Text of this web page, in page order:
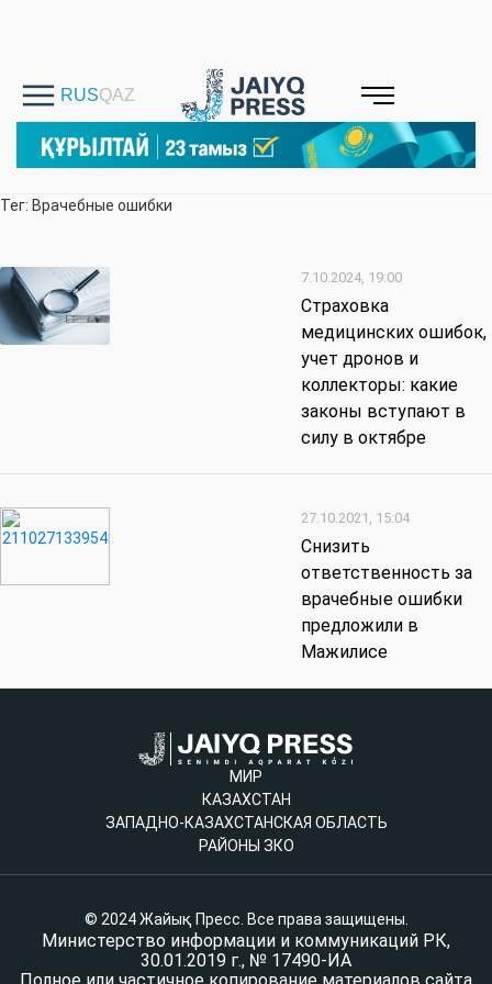
Тег: Врачебные ошибки
7.10.2024, 19:00
Страховка
медицинских ошибок,
учет дронов и
коллекторы: какие
законы вступают в
силу в октябре
27.10.2021, 15:04
Снизить
ответственность за
врачебные ошибки
предложили в
Мажилисе
МИР
КАЗАХСТАН
ЗАПАДНО-КАЗАХСТАНСКАЯ ОБЛАСТЬ
РАЙОНЫ ЗКО
© 2024 Жайық Пресс. Все права защищены.
Министерство информации и коммуникаций РК,
30.01.2019 г., № 17490-ИА